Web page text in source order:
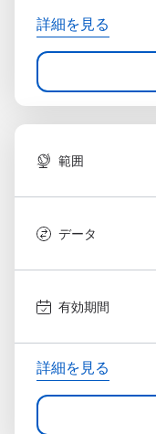
詳細を見る
範囲
データ
有効期間
詳細を見る